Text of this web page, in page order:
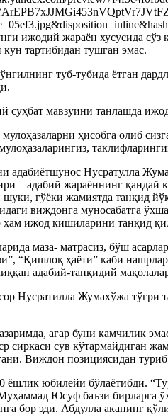
ижодий жараён хусусида сўз
кун тартибидан тушган эмас.
туб-тубида ётган
суҳбат мавзуини танлашда
ҳисобга олиб
адабиётшунос Нусратулла
– адабий жараённинг қандай
гўёки жамиятда танқид
виждонга муносабатга
ижод кишиларини танқид
маза- матрасиз, бўш
“Қишлоқ ҳаёти” каби
адабий-танқидий
Нусратилла Жумахўжа тўғри
агар буни камчилик
сиркаси сув кўтармайдиган
Виждон позициясидан
юбилейи бўлаётибди.
Юсуф баъзи бирларга
бор эди. Абдулла аканинг